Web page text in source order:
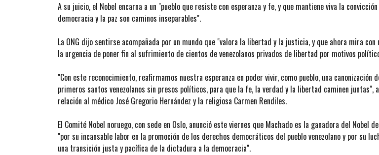
A su juicio, el Nobel encarna a un "pueblo que resiste con esperanza y fe, y que mantiene viva la
democracia y la paz son caminos inseparables".
La ONG dijo sentirse acompañada por un mundo que "valora la libertad y la justicia, y que ahora mira
la urgencia de poner fin al sufrimiento de cientos de venezolanos privados de libertad por motivos
"Con este reconocimiento, reafirmamos nuestra esperanza en poder vivir, como pueblo, una canonización
primeros santos venezolanos sin presos políticos, para que la fe, la verdad y la libertad caminen juntas",
relación al médico José Gregorio Hernández y la religiosa Carmen Rendiles.
El Comité Nobel noruego, con sede en Oslo, anunció este viernes que Machado es la ganadora del Nobel
"por su incansable labor en la promoción de los derechos democráticos del pueblo venezolano y por su
una transición justa y pacífica de la dictadura a la democracia".